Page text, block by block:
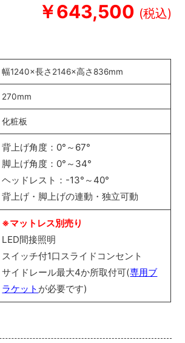
￥643,500
幅1240×長さ2146×高さ836mm
270mm
化粧板
背上げ角度：0°～67°
脚上げ角度：0°～34°
ヘッドレスト：-13°～40°
背上げ・脚上げの連動・独立可動
※マットレス別売り
LED間接照明
スイッチ付1口スライドコンセント
サイドレール最大4か所取付可(専用ブ
ラケット が必要です)